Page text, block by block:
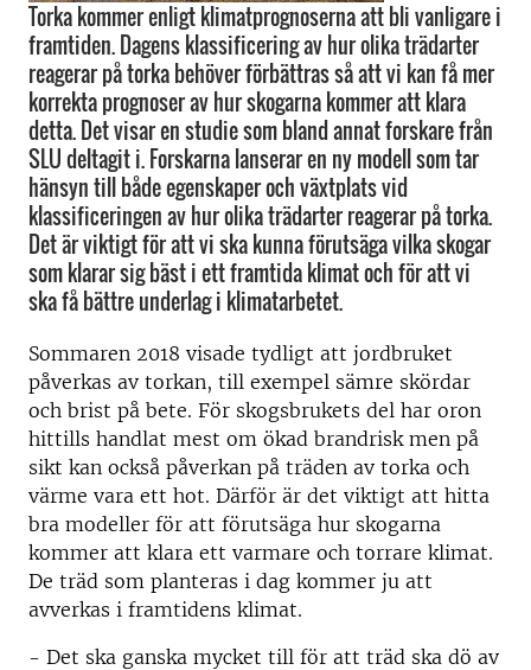
Torka kommer enligt klimatprognoserna att bli vanligare i
framtiden. Dagens klassificering av hur olika trädarter
reagerar på torka behöver förbättras så att vi kan få mer
korrekta prognoser av hur skogarna kommer att klara
detta. Det visar en studie som bland annat forskare från
SLU deltagit i. Forskarna lanserar en ny modell som tar
hänsyn till både egenskaper och växtplats vid
klassificeringen av hur olika trädarter reagerar på torka.
Det är viktigt för att vi ska kunna förutsäga vilka skogar
som klarar sig bäst i ett framtida klimat och för att vi
ska få bättre underlag i klimatarbetet.
Sommaren 2018 visade tydligt att jordbruket
påverkas av torkan, till exempel sämre skördar
och brist på bete. För skogsbrukets del har oron
hittills handlat mest om ökad brandrisk men på
sikt kan också påverkan på träden av torka och
värme vara ett hot. Därför är det viktigt att hitta
bra modeller för att förutsäga hur skogarna
kommer att klara ett varmare och torrare klimat.
De träd som planteras i dag kommer ju att
avverkas i framtidens klimat.
- Det ska ganska mycket till för att träd ska dö av